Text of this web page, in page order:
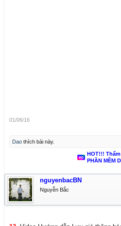
01/06/16
Dao thích bài này.
HOT!!!
PHẦN MỀM
nguyenbacBN
Nguyễn Bắc